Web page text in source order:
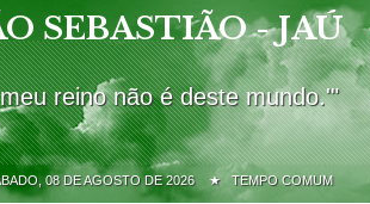
SEBASTIÃO - JAÚ
reino não é deste mundo.'"
08 DE AGOSTO DE 2026 ★ TEMPO COMUM